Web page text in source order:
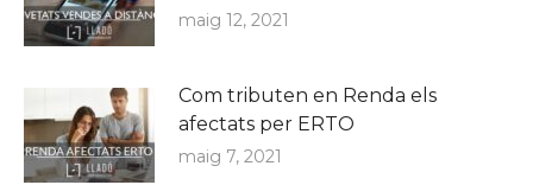
maig 12, 2021
Com tributen en Renda els
afectats per ERTO
maig 7, 2021